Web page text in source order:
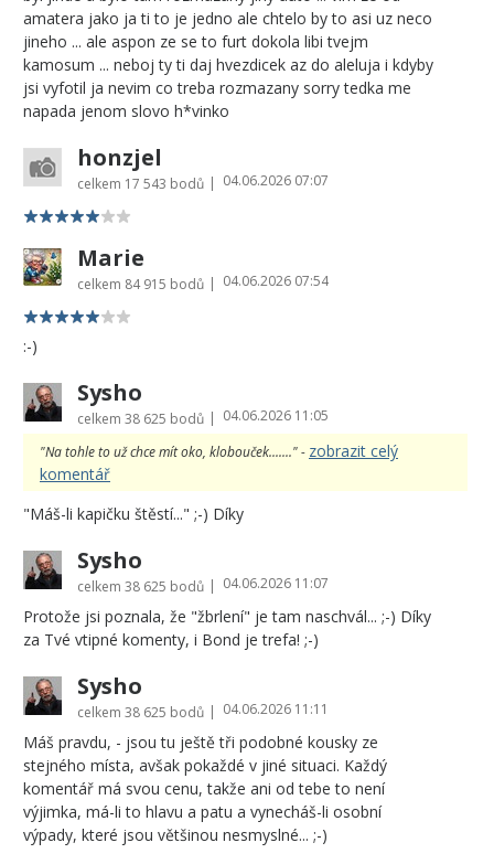
amatera jako ja ti to je jedno ale chtelo by to asi uz neco
jineho ... ale aspon ze se to furt dokola libi tvejm
kamosum ... neboj ty ti daj hvezdicek az do aleluja i kdyby
jsi vyfotil ja nevim co treba rozmazany sorry tedka me
napada jenom slovo h*vinko
honzjel
celkem 17 543 bodů | 04.06.2026 07:07
Marie
celkem 84 915 bodů | 04.06.2026 07:54
:-)
Sysho
celkem 38 625 bodů | 04.06.2026 11:05
"Na tohle to už chce mít oko, klobouček......." - zobrazit celý
komentář
"Máš-li kapičku štěstí..." ;-) Díky
Sysho
celkem 38 625 bodů | 04.06.2026 11:07
Protože jsi poznala, že "žbrlení" je tam naschvál... ;-) Díky
za Tvé vtipné komenty, i Bond je trefa! ;-)
Sysho
celkem 38 625 bodů | 04.06.2026 11:11
Máš pravdu, - jsou tu ještě tři podobné kousky ze
stejného místa, avšak pokaždé v jiné situaci. Každý
komentář má svou cenu, takže ani od tebe to není
výjimka, má-li to hlavu a patu a vynecháš-li osobní
výpady, které jsou většinou nesmyslné... ;-)